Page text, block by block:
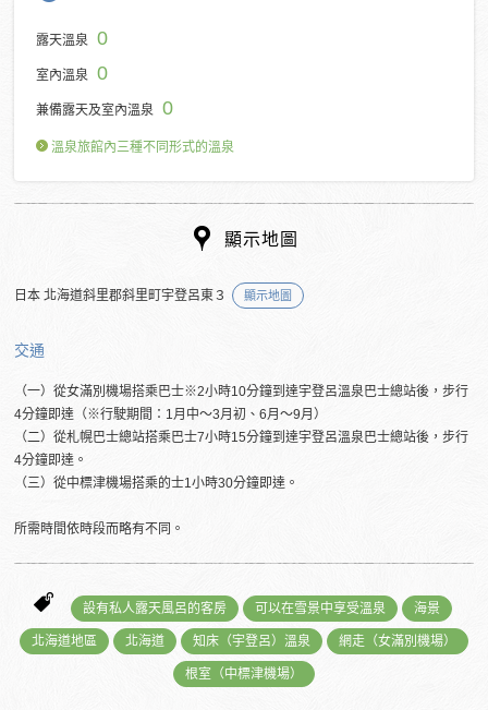
露天溫泉 0
室內溫泉 0
兼備露天及室內溫泉 0
溫泉旅館內三種不同形式的溫泉
顯示地圖
日本 北海道斜里郡斜里町宇登呂東３ 顯示地圖
交通
（一）從女滿別機場搭乘巴士※2小時10分鐘到達宇登呂溫泉巴士總站後，步行
4分鐘即達（※行駛期間：1月中～3月初、6月～9月）
（二）從札幌巴士總站搭乘巴士7小時15分鐘到達宇登呂溫泉巴士總站後，步行
4分鐘即達。
（三）從中標津機場搭乘的士1小時30分鐘即達。
所需時間依時段而略有不同。
設有私人露天風呂的客房 可以在雪景中享受溫泉 海景
北海道地區 北海道 知床（宇登呂）溫泉 網走（女滿別機場）
根室（中標津機場）